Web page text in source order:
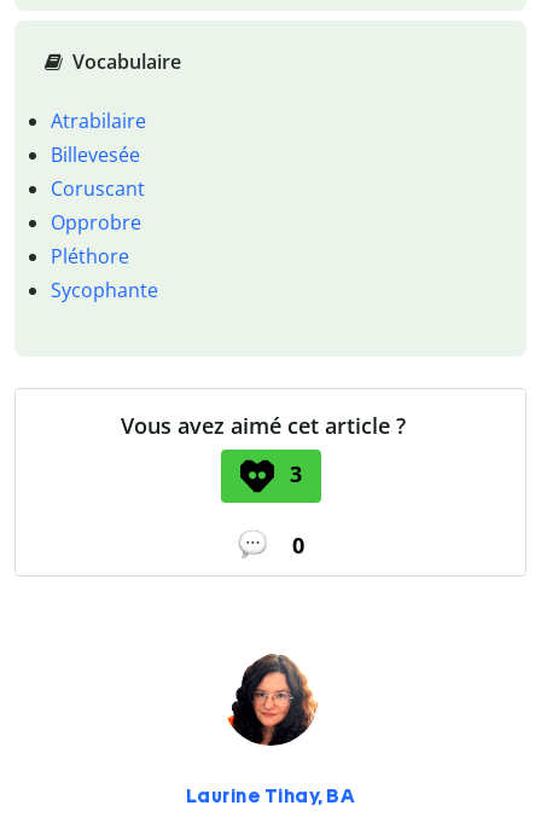
Vocabulaire
Atrabilaire
Billevesée
Coruscant
Opprobre
Pléthore
Sycophante
Vous avez aimé cet article ?
3
0
Laurine Tihay, BA